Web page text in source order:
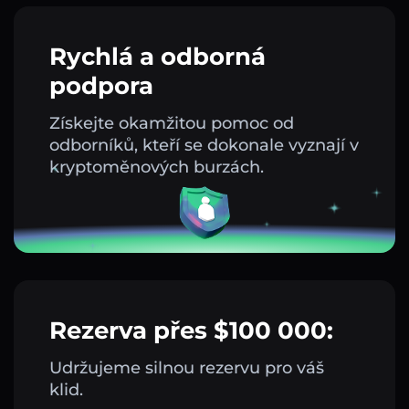
Rychlá a odborná
podpora
Získejte okamžitou pomoc od
odborníků, kteří se dokonale vyznají v
kryptoměnových burzách.
Rezerva přes $100 000:
Udržujeme silnou rezervu pro váš
klid.